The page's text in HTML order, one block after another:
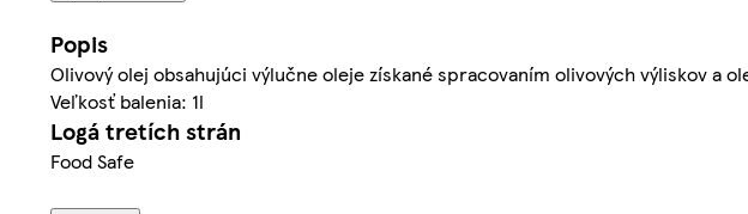
Popis
Olivový olej obsahujúci výlučne oleje získané spracovaním olivových výliskov a
Veľkosť balenia: 1l
Logá tretích strán
Food Safe